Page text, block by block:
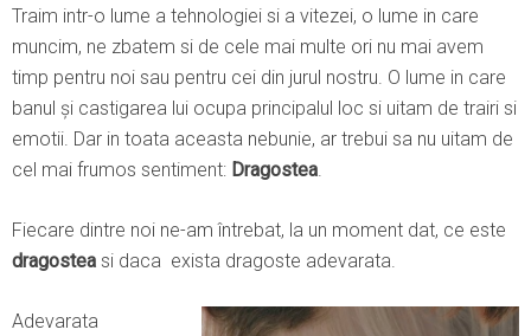
Traim intr-o lume a tehnologiei si a vitezei, o lume in care
muncim, ne zbatem si de cele mai multe ori nu mai avem
timp pentru noi sau pentru cei din jurul nostru. O lume in care
banul și castigarea lui ocupa principalul loc si uitam de trairi si
emotii. Dar in toata aceasta nebunie, ar trebui sa nu uitam de
cel mai frumos sentiment: Dragostea.
Fiecare dintre noi ne-am întrebat, la un moment dat, ce este
dragostea si daca exista dragoste adevarata.
Adevarata